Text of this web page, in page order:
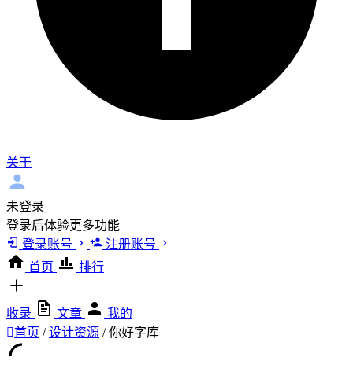
关于
未登录
登录后体验更多功能
登录账号
注册账号
首页
排行
收录 文章
我的
首页 / 设计资源 / 你好字库